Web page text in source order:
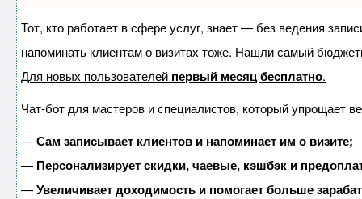
Тот, кто работает в сфере услуг, знает — без ведения
напоминать клиентам о визитах тоже. Нашли самый
Для новых пользователей первый месяц бесплатно.
Чат-бот для мастеров и специалистов, который упрощает
—Сам записывает клиентов и напоминает им о визите;
— Персонализирует скидки, чаевые, кэшбэк и
—Увеличивает доходимость и помогает больше